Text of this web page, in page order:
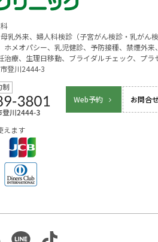
乳外来、婦人科検診（子宮がん検診・乳がん検
ホメオパシー、乳児健診、予防接種、禁煙外来
治療、生理日移動、ブライダルチェック、プラ
登川2444-3
Web予約 お問合
えます